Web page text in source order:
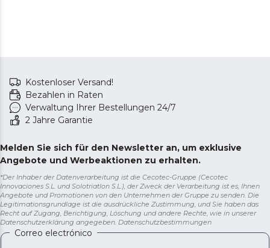
Kostenloser Versand!
Bezahlen in Raten
Verwaltung Ihrer Bestellungen 24/7
2 Jahre Garantie
Melden Sie sich für den Newsletter an, um exklusive
Angebote und Werbeaktionen zu erhalten.
*Der Inhaber der Datenverarbeitung ist die Cecotec-Gruppe (Cecotec
Innovaciones S.L. und Solotriatlon S.L.), der Zweck der Verarbeitung ist es, Ihnen
Angebote und Promotionen von den Unternehmen der Gruppe zu senden. Die
Legitimationsgrundlage ist die ausdrückliche Zustimmung, und Sie haben das
Recht auf Zugang, Berichtigung, Löschung und andere Rechte, wie in unserer
Datenschutzerklärung angegeben. Datenschutzbestimmungen
Correo electrónico